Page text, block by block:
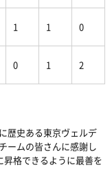
1 1 0
0 1 2
歴史ある東京ヴェルデ
ームの皆さんに感謝し
格できるように最善を